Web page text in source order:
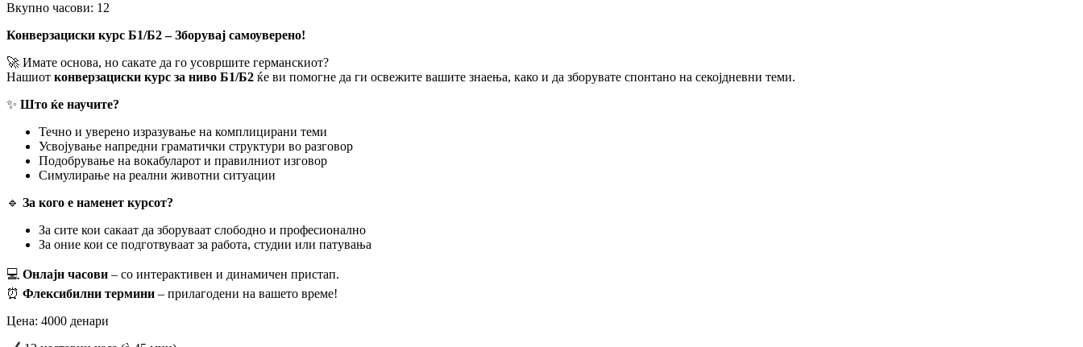
Вкупно часови: 12
Конверзациски курс Б1/Б2 – Зборувај самоуверено!
🚀 Имате основа, но сакате да го усовршите германскиот?
Нашиот конверзациски курс за ниво Б1/Б2 ќе ви помогне да ги освежите вашите знаења, како и да зборувате спонтано на секојдневни теми.
✨ Што ќе научите?
Течно и уверено изразување на комплицирани теми
Усвојување напредни граматички структури во разговор
Подобрување на вокабуларот и правилниот изговор
Симулирање на реални животни ситуации
🔹 За кого е наменет курсот?
За сите кои сакаат да зборуваат слободно и професионално
За оние кои се подготвуваат за работа, студии или патувања
💻 Онлајн часови – со интерактивен и динамичен пристап.
⏰ Флексибилни термини – прилагодени на вашето време!
Цена: 4000 денари